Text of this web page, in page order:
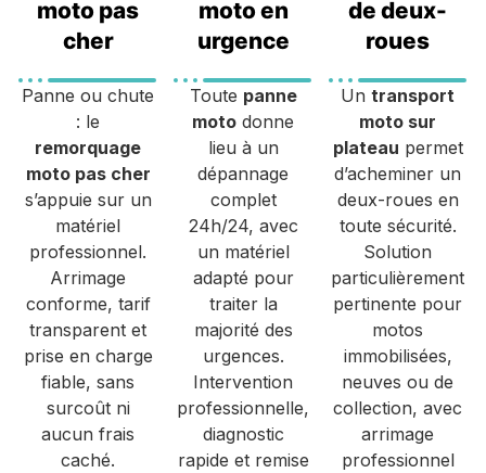
moto pas
cher
Panne ou chute
: le
remorquage
moto pas cher
s’appuie sur un
matériel
professionnel.
Arrimage
conforme, tarif
transparent et
prise en charge
fiable, sans
surcoût ni
aucun frais
caché.
moto en
urgence
Toute panne
moto donne
lieu à un
dépannage
complet
24h/24, avec
un matériel
adapté pour
traiter la
majorité des
urgences.
Intervention
professionnelle,
diagnostic
rapide et remise
de deux-
roues
Untransport
moto sur
plateau permet
d’acheminer un
deux-roues en
toute sécurité.
Solution
particulièrement
pertinente pour
motos
immobilisées,
neuves ou de
collection, avec
arrimage
professionnel